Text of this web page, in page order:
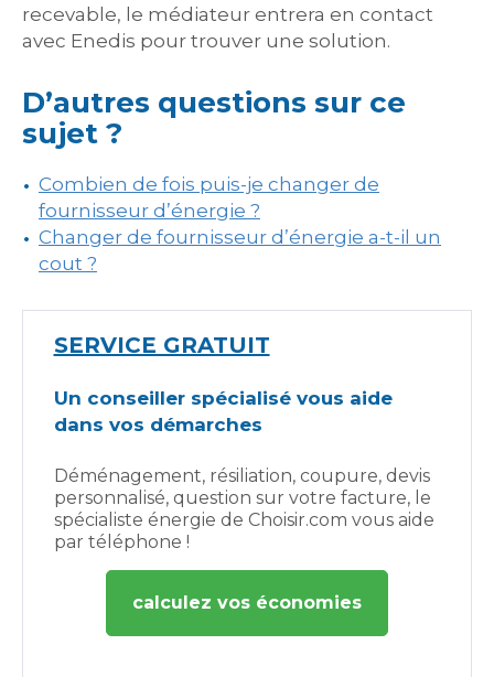
recevable, le médiateur entrera en contact
avec Enedis pour trouver une solution.
D’autres questions sur ce
sujet ?
Combien de fois puis-je changer de
fournisseur d’énergie ?
Changer de fournisseur d’énergie a-t-il un
cout ?
SERVICE GRATUIT
Un conseiller spécialisé vous aide
dans vos démarches
Déménagement, résiliation, coupure, devis
personnalisé, question sur votre facture, le
spécialiste énergie de Choisir.com vous aide
par téléphone !
calculez vos économies